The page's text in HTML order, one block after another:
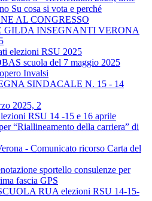
Su cosa si vota e perché
AL CONGRESSO
GILDA INSEGNANTI VERONA
elezioni RSU 2025
scuola del 7 maggio 2025
Invalsi
SINDACALE N. 15 - 14
2025, 2
RSU 14 -15 e 16 aprile
“Riallineamento della carriera” di
- Comunicato ricorso Carta del
sportello consulenze per
fascia GPS
RUA elezioni RSU 14-15-